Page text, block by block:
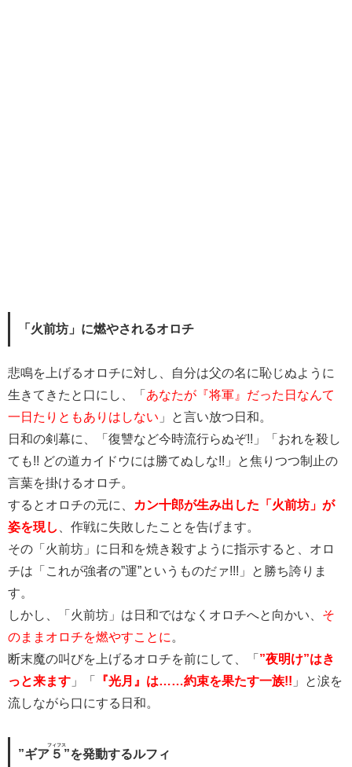
「火前坊」に燃やされるオロチ
悲鳴を上げるオロチに対し、自分は父の名に恥じぬように
生きてきたと口にし、「 あなたが『将軍』だった日なんて
一日たりともありはしない 」と言い放つ日和。
日和の剣幕に、「復讐など今時流行らぬぞ!!」「おれを殺し
ても!! どの道カイドウには勝てぬしな!!」と焦りつつ制止の
言葉を掛けるオロチ。
するとオロチの元に、
カン十郎が生み出した「火前坊」が
姿を現し
、作戦に失敗したことを告げます。
その「火前坊」に日和を焼き殺すように指示すると、オロ
チは「これが強者の”運”というものだァ!!!」と勝ち誇りま
す。
しかし、「火前坊」は日和ではなくオロチへと向かい、 そ
のままオロチを燃やすことに 。
断末魔の叫びを上げるオロチを前にして、「 ”夜明け”はき
っと来ます 」「 『光月』は……約束を果たす一族!! 」と涙を
流しながら口にする日和。
”ギア ５
フィフス
”を発動するルフィ